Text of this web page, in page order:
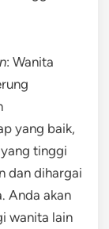
: Wanita
yang baik,
tinggi
dan dihargai
Anda akan
wanita lain